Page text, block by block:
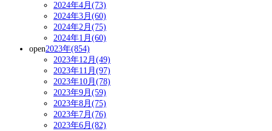
2024年4月(73)
2024年3月(60)
2024年2月(75)
2024年1月(60)
open2023年(854)
2023年12月(49)
2023年11月(97)
2023年10月(78)
2023年9月(59)
2023年8月(75)
2023年7月(76)
2023年6月(82)